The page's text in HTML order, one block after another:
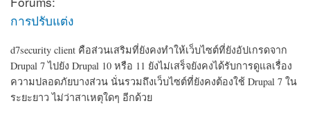
การปรับแต่ง
d7security client คือส่วนเสริมที่ยังคงทำให้เว็บไซต์ที่ยังอัปเกรดจาก
Drupal 7 ไปยัง Drupal 10 หรือ 11 ยังไม่เสร็จยังคงได้รับการดูแลเรื่อง
ความปลอดภัยบางส่วน นั่นรวมถึงเว็บไซต์ที่ยังคงต้องใช้ Drupal 7 ใน
ระยะยาว ไม่ว่าสาเหตุใดๆ อีกด้วย